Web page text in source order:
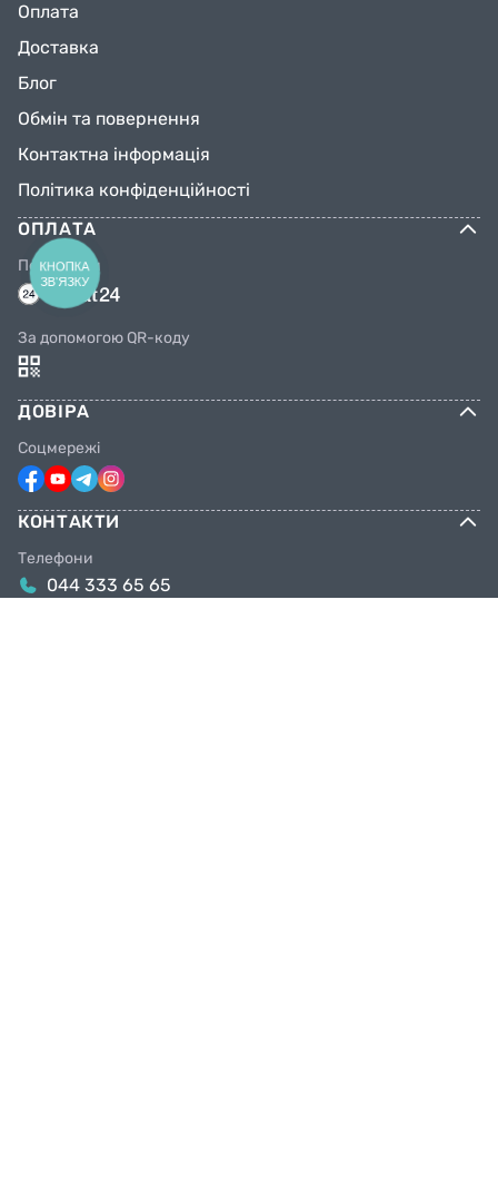
Оплата
Доставка
Блог
Обмін та повернення
Контактна інформація
Політика конфіденційності
ОПЛАТА
Переказом
За допомогою QR-коду
ДОВІРА
Соцмережі
КОНТАКТИ
Телефони
044 333 65 65
КНОПКА
ЗВ'ЯЗКУ